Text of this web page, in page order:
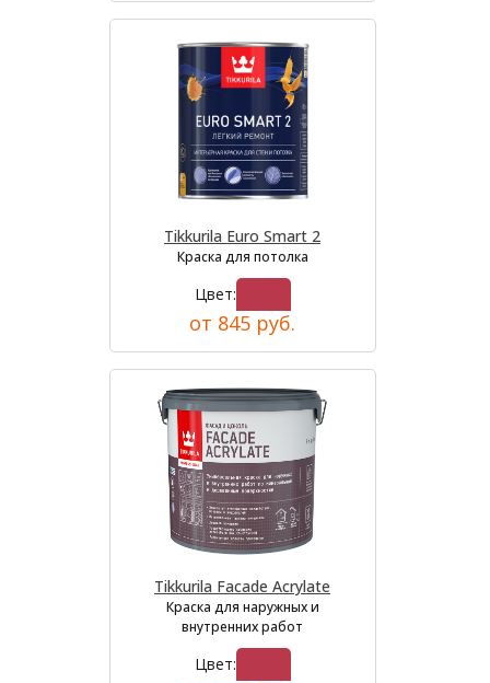
Tikkurila Euro Smart 2
Краска для потолка
Цвет:
от 845 руб.
Tikkurila Facade Acrylate
Краска для наружных и
внутренних работ
Цвет: